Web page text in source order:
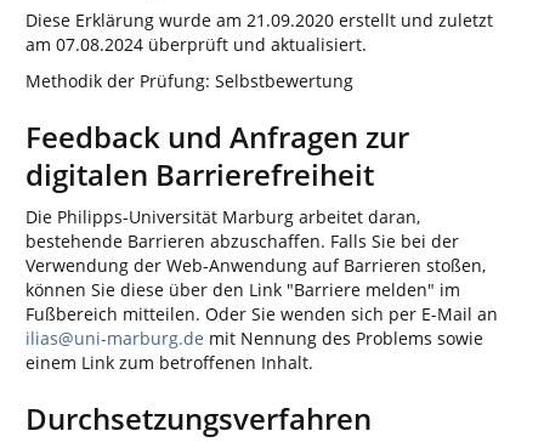
Diese Erklärung wurde am 21.09.2020 erstellt und zuletzt
am 07.08.2024 überprüft und aktualisiert.
Methodik der Prüfung: Selbstbewertung
Feedback und Anfragen zur
digitalen Barrierefreiheit
Die Philipps-Universität Marburg arbeitet daran,
bestehende Barrieren abzuschaffen. Falls Sie bei der
Verwendung der Web-Anwendung auf Barrieren stoßen,
können Sie diese über den Link "Barriere melden" im
Fußbereich mitteilen. Oder Sie wenden sich per E-Mail an
ilias@uni-marburg.de mit Nennung des Problems sowie
einem Link zum betroffenen Inhalt.
Durchsetzungsverfahren